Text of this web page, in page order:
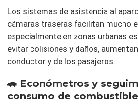
Los sistemas de asistencia al
cámaras traseras facilitan mucho
especialmente en zonas urbanas
evitar colisiones y daños,
conductor y de los pasajeros.
🚗 Económetros y
consumo de